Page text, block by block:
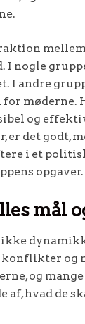
I nogle
I andre
møderne.
og
det godt,
i et
opgaver.
mål
konflikter og
og
af, hvad de